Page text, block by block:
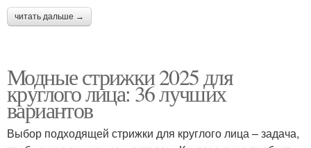
читать дальше →
Модные стрижки 2025 для
круглого лица: 36 лучших
вариантов
Выбор подходящей стрижки для круглого лица – задача,